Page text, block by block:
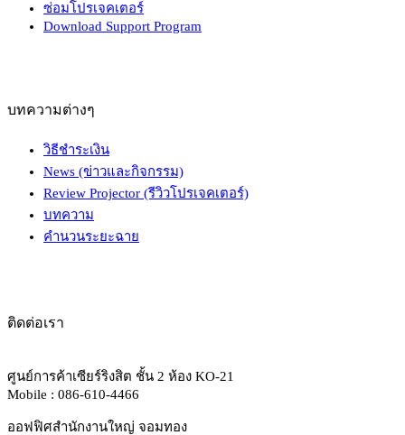
ซ่อมโปรเจคเตอร์
Download Support Program
บทความต่างๆ
วิธีชำระเงิน
News (ข่าวและกิจกรรม)
Review Projector (รีวิวโปรเจคเตอร์)
บทความ
คำนวนระยะฉาย
ติดต่อเรา
ศูนย์การค้าเซียร์ริงสิต ชั้น 2 ห้อง KO-21
Mobile : 086-610-4466
ออฟฟิศสำนักงานใหญ่ จอมทอง